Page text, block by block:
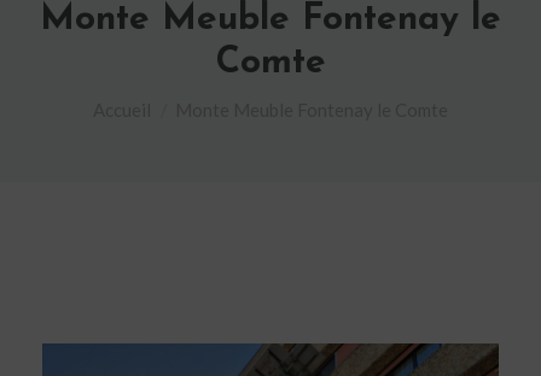
Monte Meuble Fontenay le
Comte